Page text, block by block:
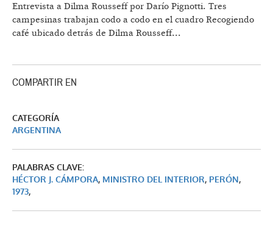
Entrevista a Dilma Rousseff por Darío Pignotti. Tres
campesinas trabajan codo a codo en el cuadro Recogiendo
café ubicado detrás de Dilma Rousseff...
COMPARTIR EN
CATEGORÍA
ARGENTINA
PALABRAS CLAVE:
HÉCTOR J. CÁMPORA, MINISTRO DEL INTERIOR, PERÓN,
1973,